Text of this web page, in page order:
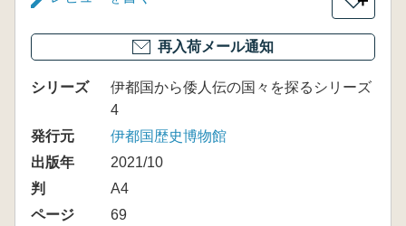
再入荷メール通知
シリーズ
伊都国から倭人伝の国々を探るシリーズ
4
発行元
伊都国歴史博物館
出版年
2021/10
判
A4
ページ
69